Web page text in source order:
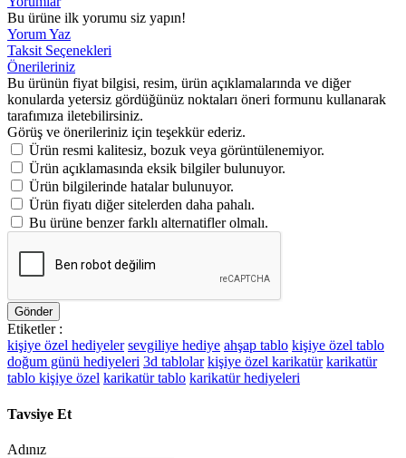
Bu ürüne ilk yorumu siz yapın!
Yorum Yaz
Taksit Seçenekleri
Önerileriniz
Bu ürünün fiyat bilgisi, resim, ürün açıklamalarında ve diğer
konularda yetersiz gördüğünüz noktaları öneri formunu kullanarak
tarafımıza iletebilirsiniz.
Görüş ve önerileriniz için teşekkür ederiz.
Ürün resmi kalitesiz, bozuk veya görüntülenemiyor.
Ürün açıklamasında eksik bilgiler bulunuyor.
Ürün bilgilerinde hatalar bulunuyor.
Ürün fiyatı diğer sitelerden daha pahalı.
Bu ürüne benzer farklı alternatifler olmalı.
Gönder
Etiketler :
kişiye özel hediyeler sevgiliye hediye ahşap tablo kişiye özel tablo
doğum günü hediyeleri 3d tablolar kişiye özel karikatür karikatür
tablo kişiye özel karikatür tablo karikatür hediyeleri
Tavsiye Et
Adınız